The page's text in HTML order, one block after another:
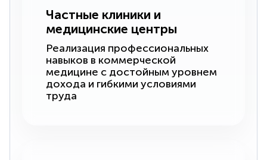
Частные клиники и
медицинские центры
Реализация профессиональных
навыков в коммерческой
медицине с достойным уровнем
дохода и гибкими условиями
труда